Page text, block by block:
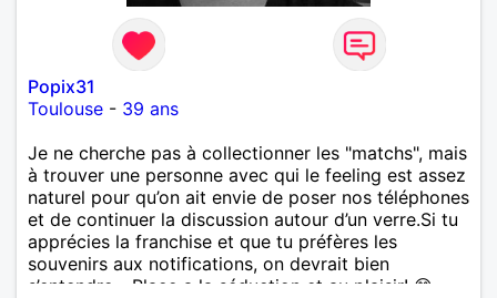
Popix31
Toulouse - 39 ans
​Je ne cherche pas à collectionner les "matchs", mais
à trouver une personne avec qui le feeling est assez
naturel pour qu’on ait envie de poser nos téléphones
et de continuer la discussion autour d’un verre. ​Si tu
apprécies la franchise et que tu préfères les
souvenirs aux notifications, on devrait bien
s’entendre... Place a la séduction et au plaisir! 😊